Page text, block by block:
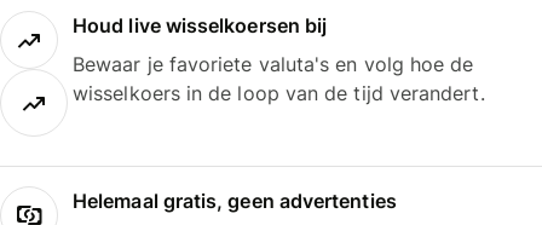
Houd live wisselkoersen bij
Bewaar je favoriete valuta's en volg hoe de
wisselkoers in de loop van de tijd verandert.
Helemaal gratis, geen advertenties